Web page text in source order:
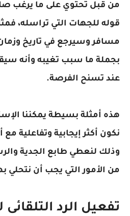
من قبل تحتوي على ما يرغب
قوله للجهات التي تراسله،
مسافر وسيرجع في تاريخ
بجملة ما سبب تغيبه وأنه
عند تسنح الفرصة.
هذه أمثلة بسيطة يمكننا
نكون أكثر إيجابية وتفاعلية
وذلك لنعطي طابع الجدية
من الأمور التي يجب أن نتحلي
تفعيل الرد